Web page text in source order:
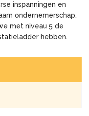
inspanningen en
ondernemerschap.
met niveau 5 de
hebben.